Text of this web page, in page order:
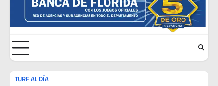
TURF AL DÍA